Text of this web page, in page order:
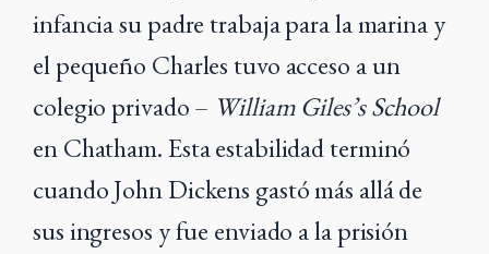
infancia su padre trabaja para la marina y
el pequeño Charles tuvo acceso a un
colegio privado – William Giles’s School
en Chatham. Esta estabilidad terminó
cuando John Dickens gastó más allá de
sus ingresos y fue enviado a la prisión